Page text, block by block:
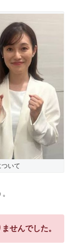
いて
せんでした。